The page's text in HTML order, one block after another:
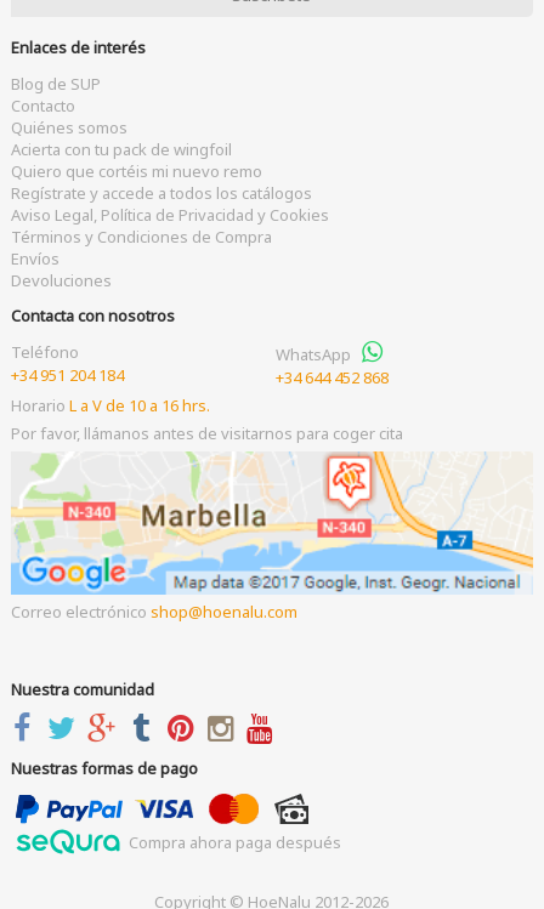
Enlaces de interés
Blog de SUP
Contacto
Quiénes somos
Acierta con tu pack de wingfoil
Quiero que cortéis mi nuevo remo
Regístrate y accede a todos los catálogos
Aviso Legal, Política de Privacidad y Cookies
Términos y Condiciones de Compra
Envíos
Devoluciones
Contacta con nosotros
Teléfono
+34 951 204 184
WhatsApp
+34 644 452 868
Horario L a V de 10 a 16 hrs.
Por favor, llámanos antes de visitarnos para coger cita
Correo electrónico shop hoenalu.com
Nuestra comunidad
Nuestras formas de pago
Compra ahora paga después
Copyright © HoeNalu 2012-2026